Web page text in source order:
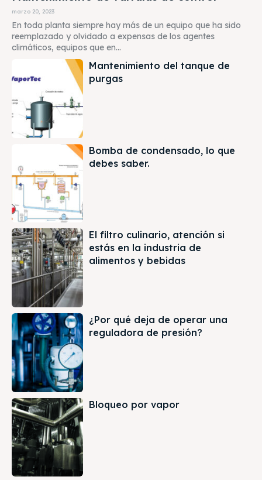
marzo 20, 2023
En toda planta siempre hay más de un equipo que ha sido
reemplazado y olvidado a expensas de los agentes
climáticos, equipos que en...
Mantenimiento del tanque de
purgas
Bomba de condensado, lo que
debes saber.
El filtro culinario, atención si
estás en la industria de
alimentos y bebidas
¿Por qué deja de operar una
reguladora de presión?
Bloqueo por vapor